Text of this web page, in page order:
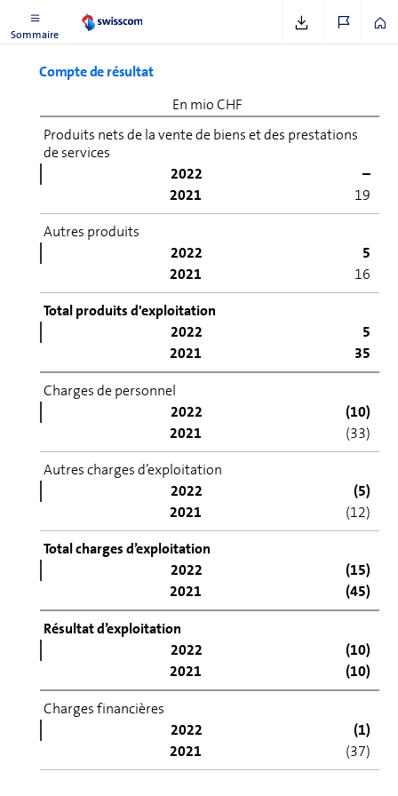
Sommaire
Compte de résultat
En mio CHF
Produits nets de la vente de biens et des pres­ta­tions
de ser­vices
2022
–
2021
19
Autres pro­duits
2022
5
2021
16
Total pro­duits d'ex­ploi­ta­tion
2022
5
2021
35
Charges de personnel
2022
(10)
2021
(33)
Autres charges d’ex­ploi­ta­tion
2022
(5)
2021
(12)
Total charges d’ex­ploi­ta­tion
2022
(15)
2021
(45)
Résultat d’ex­ploi­ta­tion
2022
(10)
2021
(10)
Charges financières
2022
(1)
2021
(37)